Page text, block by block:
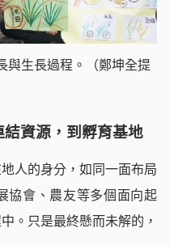
與生長過程。（鄭坤全提
資源，到孵育基地
人的身分，如同一面布局
協會、農友等多個面向起
。只是最終懸而未解的，